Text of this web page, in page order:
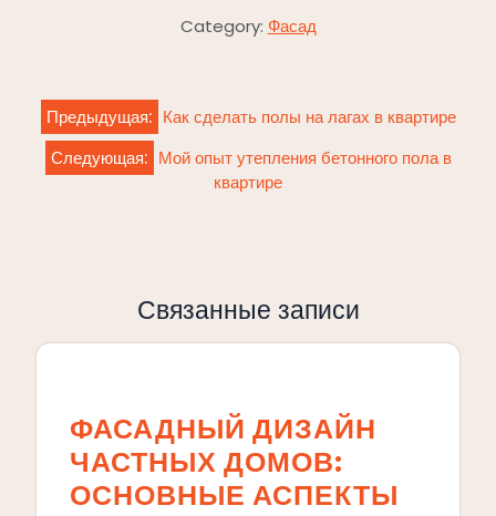
Category: Фасад
Навигация
по
записям
Предыдущая: Как сделать полы на лагах в квартире
Следующая: Мой опыт утепления бетонного пола в
квартире
Связанные записи
ФАСАДНЫЙ ДИЗАЙН
ЧАСТНЫХ ДОМОВ:
ОСНОВНЫЕ АСПЕКТЫ